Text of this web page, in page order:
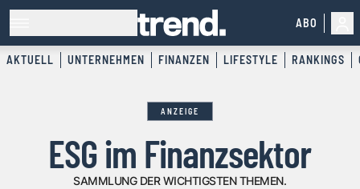
ABO
AKTUELL UNTERNEHMEN FINANZEN LIFESTYLE RANKINGS
ANZEIGE
ESG im Finanzsektor
SAMMLUNG DER WICHTIGSTEN THEMEN.